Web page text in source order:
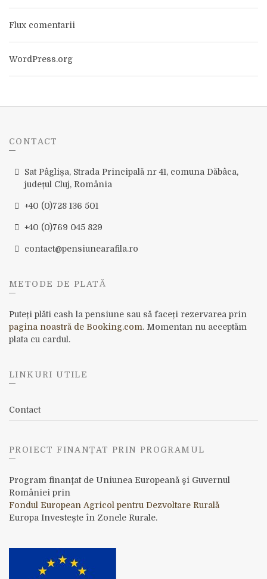
Flux comentarii
WordPress.org
CONTACT
Sat Pâglișa, Strada Principală nr 41, comuna Dăbâca,
județul Cluj, România
+40 (0)728 136 501
+40 (0)769 045 829
contact@pensiunearafila.ro
METODE DE PLATĂ
Puteți plăti cash la pensiune sau să faceți rezervarea prin
pagina noastră de Booking.com. Momentan nu acceptăm
plata cu cardul.
LINKURI UTILE
Contact
PROIECT FINANȚAT PRIN PROGRAMUL
Program finanţat de Uniunea Europeană şi Guvernul
României prin
Fondul European Agricol pentru Dezvoltare Rurală
Europa Investește în Zonele Rurale.